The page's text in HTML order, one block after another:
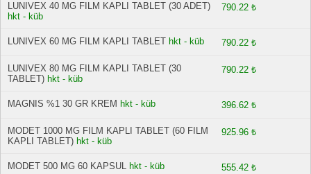
LUNIVEX 40 MG FILM KAPLI TABLET (30 ADET)
hkt - küb
790.22 ₺
LUNIVEX 60 MG FILM KAPLI TABLET hkt - küb 790.22 ₺
LUNIVEX 80 MG FILM KAPLI TABLET (30
TABLET) hkt - küb
790.22 ₺
MAGNIS %1 30 GR KREM hkt - küb 396.62 ₺
MODET 1000 MG FILM KAPLI TABLET (60 FILM
KAPLI TABLET) hkt - küb
925.96 ₺
MODET 500 MG 60 KAPSUL hkt - küb 555.42 ₺